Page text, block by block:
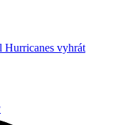
Hurricanes vyhrát